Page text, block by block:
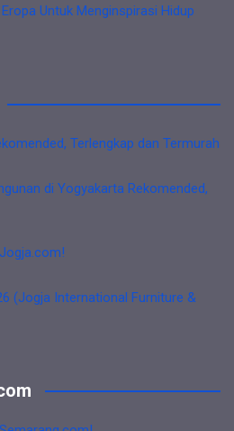
Untuk Menginspirasi Hidup
Terlengkap dan Termurah
di Yogyakarta Rekomended,
(Jogja International Furniture &